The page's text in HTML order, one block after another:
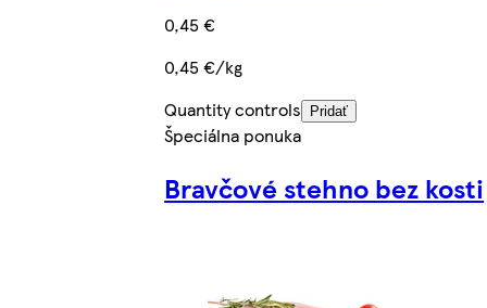
0,45 €
0,45 €/kg
Quantity controls
Pridať
Špeciálna ponuka
Bravčové stehno bez kosti